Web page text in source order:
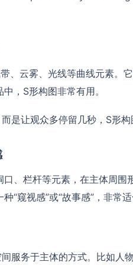
、云雾、光线等曲线元素。
，S形构图非常有用。
是让观众多停留几秒，S形构
、栏杆等元素，在主体周围
“窥视感”或“故事感”，非常
服务于主体的方式。比如